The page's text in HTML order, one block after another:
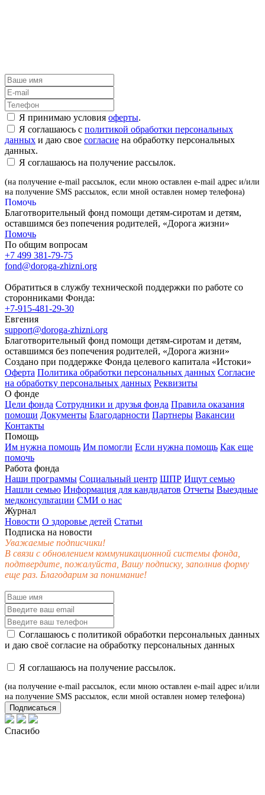
Я принимаю условия оферты.
Я соглашаюсь с политикой обработки персональных
данных и даю свое согласие на обработку персональных
данных.
Я соглашаюсь на получение рассылок.
(на получение e-mail рассылок, если мною оставлен e-mail адрес и/или
на получение SMS рассылок, если мной оставлен номер телефона)
Помочь
Благотворительный фонд помощи детям-сиротам и детям,
оставшимся без попечения родителей, «Дорога жизни»
Помочь
По общим вопросам
+7 499 381-79-75
fond@doroga-zhizni.org
Обратиться в службу технической поддержки по работе со
сторонниками Фонда:
+7-915-481-29-30
Евгения
support@doroga-zhizni.org
Благотворительный фонд помощи детям-сиротам и детям,
оставшимся без попечения родителей, «Дорога жизни»
Создано при поддержке Фонда целевого капитала «Истоки»
Оферта Политика обработки персональных данных Согласие
на обработку персональных данных Реквизиты
О фонде
Цели фонда Сотрудники и друзья фонда Правила оказания
помощи Документы Благодарности Партнеры Вакансии
Контакты
Помощь
Им нужна помощь Им помогли Если нужна помощь Как еще
помочь
Работа фонда
Наши программы Социальный центр ШПР Ищут семью
Нашли семью Информация для кандидатов Отчеты Выездные
медконсультации СМИ о нас
Журнал
Новости О здоровье детей Статьи
Подписка на новости
Уважаемые подписчики!
В связи с обновлением коммуникационной системы фонда,
подтвердите, пожалуйста, Вашу подписку, заполнив форму
еще раз. Благодарим за понимание!
Соглашаюсь с политикой обработки персональных данных
и даю своё согласие на обработку персональных данных
Я соглашаюсь на получение рассылок.
(на получение e-mail рассылок, если мною оставлен e-mail адрес и/или
на получение SMS рассылок, если мной оставлен номер телефона)
Подписаться
Спасибо